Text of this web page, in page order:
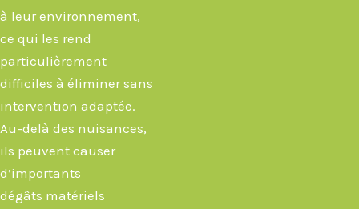
à leur environnement,
ce qui les rend
particulièrement
difficiles à éliminer sans
intervention adaptée.
Au-delà des nuisances,
ils peuvent causer
d’importants
dégâts matériels